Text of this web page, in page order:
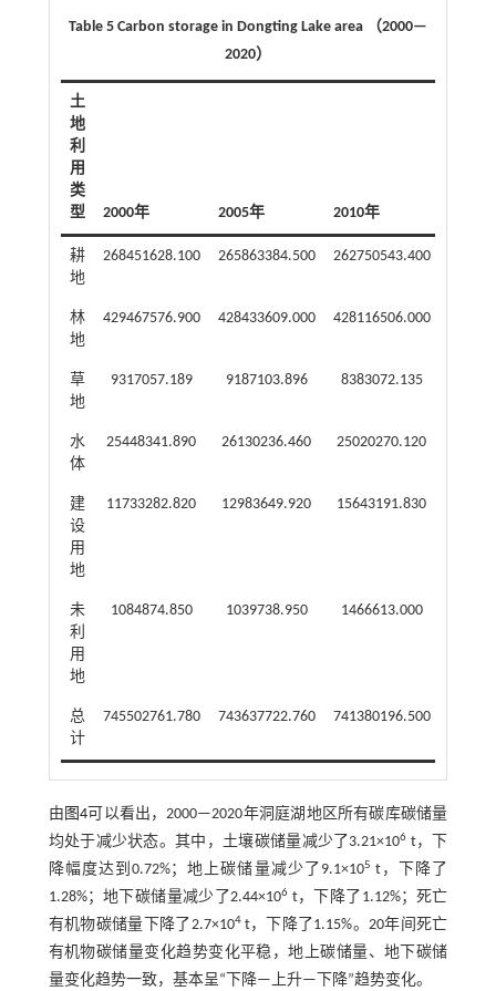
Table 5 Carbon storage in Dongting Lake area （2000—
2020）
土
地
利
用
类
型
2000年 2005年 2010年
耕
地
268451628.100 265863384.500 262750543.400
林
地
429467576.900 428433609.000 428116506.000
草
地
9317057.189 9187103.896 8383072.135
水
体
25448341.890 26130236.460 25020270.120
建
设
用
地
11733282.820 12983649.920 15643191.830
未
利
用
地
1084874.850 1039738.950 1466613.000
总
计
745502761.780 743637722.760 741380196.500
由 图4可以看出，2000—2020年洞庭湖地区所有碳库碳储量
均处于减少状态。其中，土壤碳储量减少了3.21×106 t，下
降幅度达到0.72%；地上碳储量减少了9.1×105 t，下降了
1.28%；地下碳储量减少了2.44×106 t，下降了1.12%；死亡
有机物碳储量下降了2.7×104t，下降了1.15%。20年间死亡
有机物碳储量变化趋势变化平稳，地上碳储量、地下碳储
量变化趋势一致，基本呈“下降—上升—下降”趋势变化。